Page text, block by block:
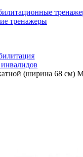
тренажеры
(ширина 68 см)